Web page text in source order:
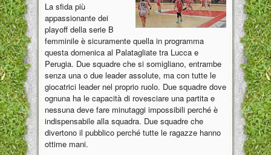
La sfida più
appassionante dei
playoff della serie B
femminile è sicuramente quella in programma
questa domenica al Palatagliate tra Lucca e
Perugia. Due squadre che si somigliano, entrambe
senza una o due leader assolute, ma con tutte le
giocatrici leader nel proprio ruolo. Due squadre dove
ognuna ha le capacità di rovesciare una partita e
nessuna deve fare minutaggi impossibili perché è
indispensabile alla squadra. Due squadre che
divertono il pubblico perché tutte le ragazze hanno
ottime mani.